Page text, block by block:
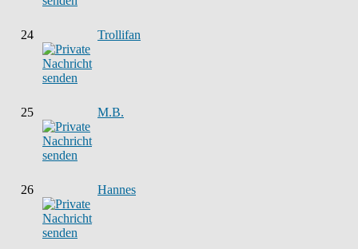
24 Trollifan
25 M.B.
26 Hannes